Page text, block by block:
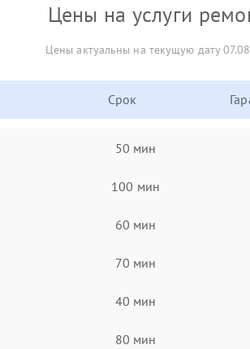
Цены на услуги
Цены актуальны на текущую дату
Срок
50 мин
100 мин
60 мин
70 мин
40 мин
80 мин